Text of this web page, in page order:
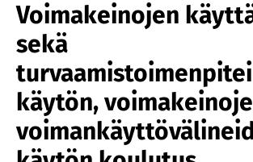
Voimakeinojen
sekä
käytön,